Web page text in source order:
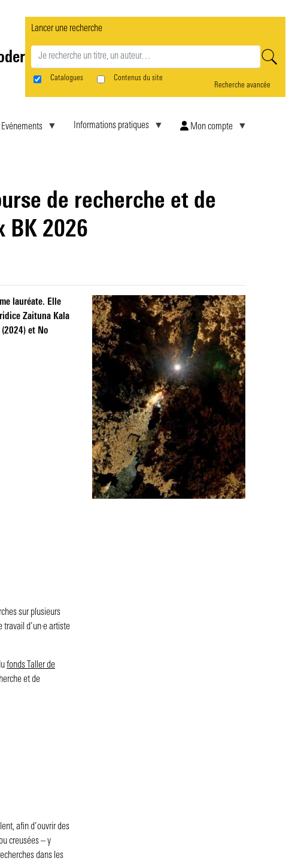
Lancer une recherche
Catalogues
Contenus du site
Recherche avancée
Evénements Informations pratiques Mon compte
de recherche et de
BK 2026
lauréate. Elle
Zaituna Kala
et No
sur plusieurs
d’un·e artiste
fonds Taller de
et de
afin d’ouvrir des
creusées – y
dans les